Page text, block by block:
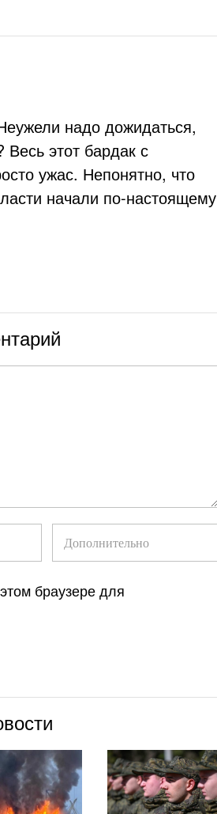
надо дожидаться,
Весь этот бардак с
ужас. Непонятно, что
начали по-настоящему
браузере для